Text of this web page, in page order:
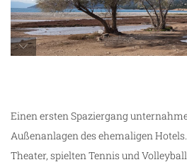
Einen ersten Spaziergang
Außenanlagen des ehemaligen
Theater, spielten Tennis und